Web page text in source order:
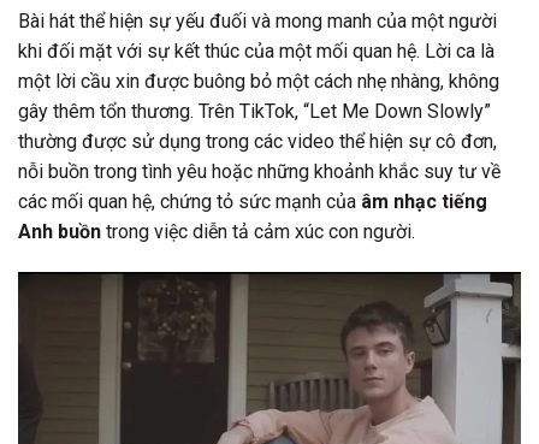
Bài hát thể hiện sự yếu đuối và mong manh của một người
khi đối mặt với sự kết thúc của một mối quan hệ. Lời ca là
một lời cầu xin được buông bỏ một cách nhẹ nhàng, không
gây thêm tổn thương. Trên TikTok, “Let Me Down Slowly”
thường được sử dụng trong các video thể hiện sự cô đơn,
nỗi buồn trong tình yêu hoặc những khoảnh khắc suy tư về
các mối quan hệ, chứng tỏ sức mạnh của âm nhạc tiếng
Anh buồn trong việc diễn tả cảm xúc con người.